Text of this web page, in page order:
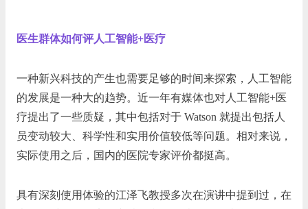
医生群体如何评人工智能+医疗
一种新兴科技的产生也需要足够的时间来探索，人工智能
的发展是一种大的趋势。近一年有媒体也对人工智能+医
疗提出了一些质疑，其中包括对于 Watson 就提出包括人
员变动较大、科学性和实用价值较低等问题。相对来说，
实际使用之后，国内的医院专家评价都挺高。
具有深刻使用体验的江泽飞教授多次在演讲中提到过，在